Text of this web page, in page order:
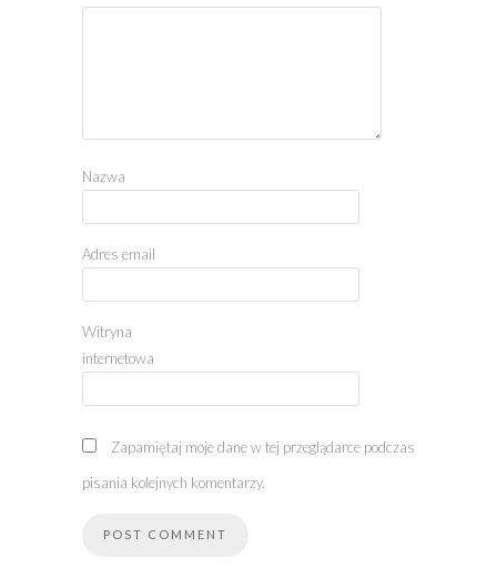
Nazwa
Adres email
Witryna
internetowa
Zapamiętaj moje dane w tej przeglądarce podczas
pisania kolejnych komentarzy.